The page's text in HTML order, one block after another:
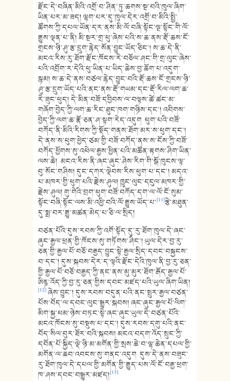
རྫོང་དེ་བཞིན་མིའི་འགྲོ་བ་ཤིན་ཏུ་ཆགས་སྔ་བའི་ཁུལ་ཞིག་
ཡིན་པར་མ་ཟད། ལྷག་པར་དུ་ཁུལ་དེར་འགྲོ་བ་མིའི་སྤྱི་
ཚོགས་ཀྱི་དཔལ་ཡོན་དར་ནས་མི་ལོ་བཞི་སྟོང་ལྔ་སྟོང་གི་ལོ་
རྒྱུས་ལྡན་པ་ནི། མི་སྔར་གྲ་ཕུ་ཞེས་པའི་ས་ཆ་ནས་རྡོ་ཆས་ངོ་
གྲངས་ཉི་ཤུ་རྩ་དྲུག་རྙེད་སོན་བྱུང་ཡོད་ཅིང་། ས་ཆ་དེ་ནི་
མངའ་རིས་རུ་ཐོག་རྫོང་ཁོངས་རེ་བཅོལ་ཤང་གི་གྲ་ལུང་ཞེས་
པའི་འབྲོག་ར་དེའི་ཕུ་ཡིན་པ་ཡིད་ཆེས་བྱ་ཆོག་པ་འདུག་
སྙམ། ས་ཆ་དེ་ནས་བཙལ་རྙེད་བྱུང་བའི་རྡོ་ཆས་ངོ་གྲངས་ཉི་
ཤུ་རྩ་དྲུག་ཡོད་པའི་ནང་ནས་རྡོ་གཡམ་དང་རྡོ་རིལ་ལག་ཆ་
རེ་ཟུང་ཕུད། དེ་མིན་བཟོ་དབྱིབས་ལ་བལྟས་ཚེ་ཚང་མ་
གཞོག་བྱེད་ཀྱི་ལག་ཆ་རིང་ཐུང་ཁག་གཉིས་དང་། འབིགས་
བྱེད་ཀྱི་ལག་ཆ་རྣོ་ཅན་ཤ་སྟག་རེད་འདུག ཕུག་པའི་བཟོ་
བཀོད་ནི་མིའི་རིགས་ཀྱི་སྡོད་གནས་ཐོག་མར་ས་ཕུག་དང་།
དེ་ནས་ས་ཕུག་ཕྱེད་ཙམ་གྱི་བཟོ་བཀོད་ནས་ས་ངོས་ཀྱི་བཟོ་
བཀོད་ཕྱོགས་སུ་འཕེལ་རྒྱས་ཕྱིན་པའི་མཚོན་རྟགས་ཤིག་ཡིན་
ལས་ཆེ། མངའ་རིས་ནི་ཞང་ཞུང་ཤེས་རིག་གི་སྒོ་ཁུངས་ལྟ་
བུ་སོང་གཤིས། དུང་དཀར་ལྡེབས་རིས་ཕུག་པ་དང་། མདའ་
པ་མཁར་གྱི་ཕུག་པའི་རྗེས་ཤུལ། ཁྱུང་ལུང་དངུལ་མཁར་གྱི་
རྗེས་ཤུལ། གུ་གེའི་བྲག་ཕུག་བཟོ་བཀོད་དག་ལ་ལོ་ངོ་སུམ་
སྟོང་བཞི་སྟོང་ལས་མི་འཕྱི་བའི་ལོ་རྒྱུས་ཡོད་པ་[11]རྩེ་མཐུན་
དུ་སྨྲ་བར་རྒྱུ་མཚན་མེད་པ་ཅི་ལ་སྲིད།
བཙན་པོའི་དུས་རབས་ཀྱི་འགོ་སྟོད་དུ་རུ་ཐོག་ཁུལ་དེ་ཞང་
ཞུང་རྒྱལ་ཕྲན་གྱི་ཁོངས་སུ་གཏོགས་ཤིང་། ཡུལ་དེར་བྱ་རུ་
ཅན་གྱི་རྒྱལ་པོ་བཅོ་བརྒྱད་བྱུང་སྟེ་རྒྱལ་སྲིད་དབང་བསྐྱངས་
བ་དང་། དུས་སྐབས་དེར་ད་ལྟའི་རྫོང་དེའི་ཁུལ་ནི་བྱ་རུ་ཅན་
གྱི་རྒྱལ་པོ་བཅོ་བརྒྱད་ཀྱི་ནང་ནས་མུ་མུར་ཐོག་རྒོད་རྒྱལ་པོ་
ཨིནྜ་འོད་ཀྱི་བྱ་རུ་ཅན་གྱིས་དབང་མཛད་པའི་ཡུལ་ཞིག་ཡིན།
[12]ཞེས་བྱུང་། དུས་རབས་བདུན་པའི་ནང་སྤུར་རྒྱལ་བཙན་
པོས་བོད་ལ་དབང་ལུང་སྒྱུར་སྐབས། ཞང་ཞུང་རྒྱལ་པོ་ལིག་
མིག་སྐྱ་ཕམ་ཉེས་བཏང་སྟེ་ཞང་ཞུང་ཡུལ་དེ་བཙན་པོའི་
མངའ་ཁོངས་སུ་བསྡུས་པ་དང་། དུས་རབས་དགུ་པའི་ནང་
བོད་སིལ་བུར་ཐོར་བའི་སྐབས། མངའ་བདག་འོད་སྲུང་ཀྱི་
དབོན་པོ་སྐྱིད་ལྡེ་ཉི་མ་མགོན་གྱི་སྲས་ཆེ་བ་ལྷ་ཆེན་དཔལ་གྱི་
མགོན་ལ་ཆབ་འབངས་སུ་གནང་འདུག དུས་དེ་ནས་བཟུང་
རུ་ཐོག་ཁུལ་དེ་དཔལ་གྱི་མགོན་གྱི་རྒྱུད་པས་ལོ་ངོ་བརྒྱ་ཕྲག་
ཁ་ཤས་དབང་བསྒྱུར་མཛད།[13]